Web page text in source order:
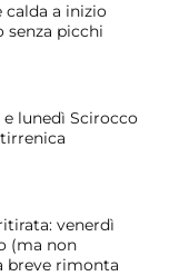
calda a inizio
picchi
lunedì Scirocco
venerdì
(ma non
breve rimonta